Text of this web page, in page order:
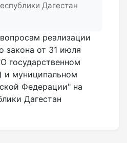
Дагестан
реализации
закона от 31 июля
государственном
и муниципальном
Федерации" на
Дагестан